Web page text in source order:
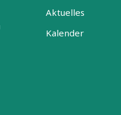
Aktuelles
Kalender